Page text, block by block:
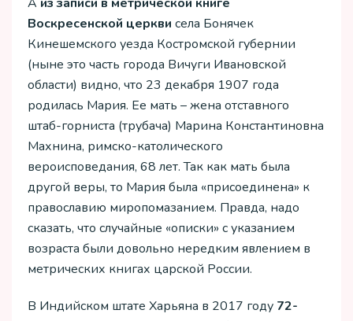
Воскресенской церкви села Бонячек
Кинешемского уезда Костромской губернии
(ныне это часть города Вичуги Ивановской
области) видно, что 23 декабря 1907 года
родилась Мария. Ее мать – жена отставного
штаб-горниста (трубача) Марина Константиновна
Махнина, римско-католического
вероисповедания, 68 лет. Так как мать была
другой веры, то Мария была «присоединена» к
православию миропомазанием. Правда, надо
сказать, что случайные «описки» с указанием
возраста были довольно нередким явлением в
метрических книгах царской России.
В Индийском штате Харьяна в 2017 году 72-